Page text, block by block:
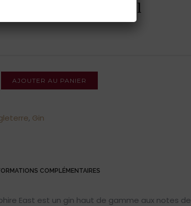
East 42° 100cl
AJOUTER AU PANIER
, Gin
COMPLÉMENTAIRES
East est un gin haut de gamme aux notes de